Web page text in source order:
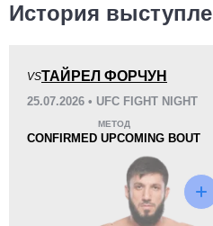
0
2
Неизвестных
История
VSТАЙРЕЛ ФОРЧУН
25.07.2026 • UFC FIGHT NIGHT
МЕТОД
CONFIRMED UPCOMING BOUT